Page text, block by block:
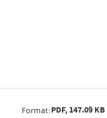
Format:PDF, 147.09 KB